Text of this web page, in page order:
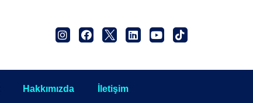
Hakkımızda İletişim